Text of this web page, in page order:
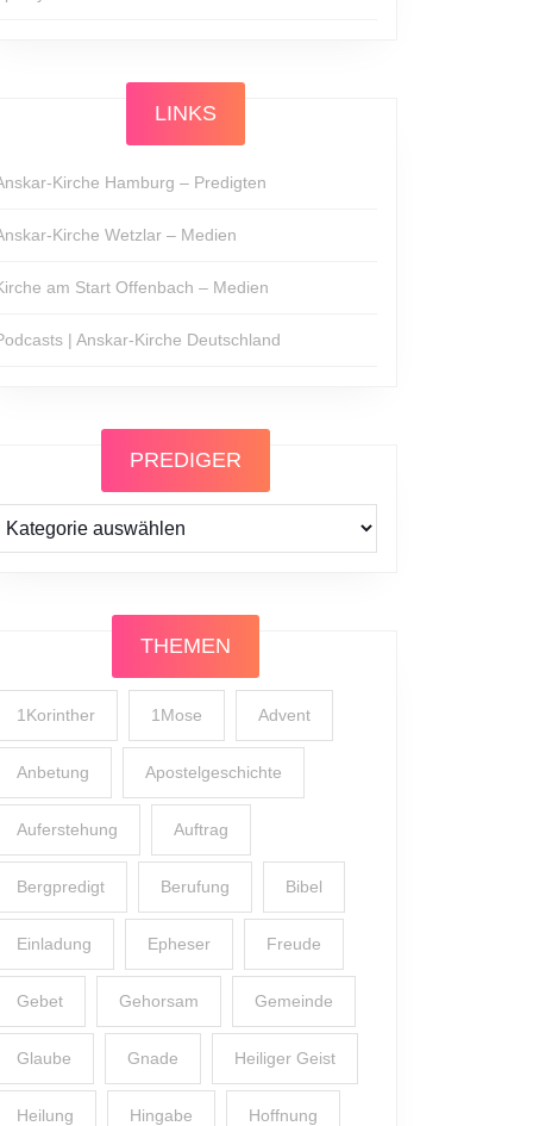
LINKS
Kirche Hamburg – Predigten
Kirche Wetzlar – Medien
am Start Offenbach – Medien
| Anskar-Kirche Deutschland
PREDIGER
THEMEN
1Korinther 1Mose Advent
Anbetung Apostelgeschichte
Auferstehung Auftrag
Bergpredigt Berufung Bibel
Einladung Epheser Freude
Gebet Gehorsam Gemeinde
Glaube Gnade Heiliger Geist
Heilung Hingabe Hoffnung